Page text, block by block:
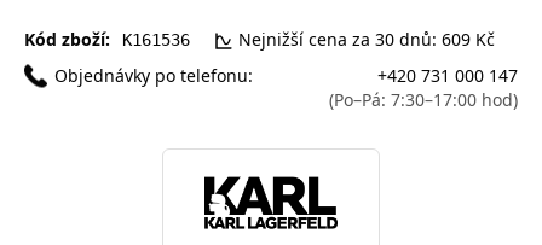
Kód zboží: K161536
Nejnižší cena za 30 dnů: 609 Kč
Objednávky po telefonu:
+420 731 000 147
(Po–Pá: 7:30–17:00 hod)